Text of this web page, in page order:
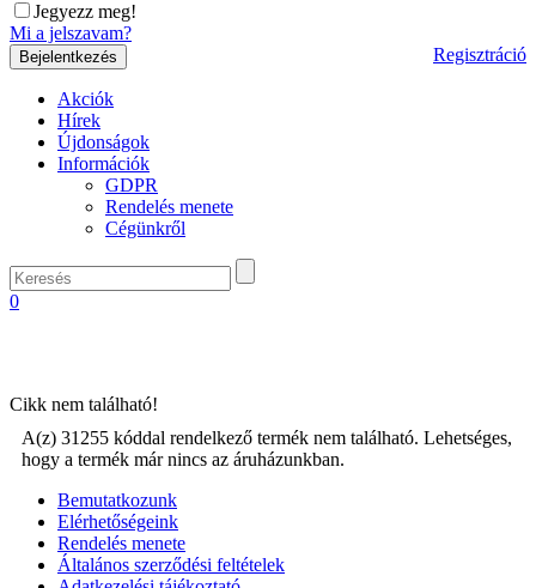
Jegyezz meg!
Mi a jelszavam?
Regisztráció
Akciók
Hírek
Újdonságok
Információk
GDPR
Rendelés menete
Cégünkről
0
Cikk nem található!
A(z) 31255 kóddal rendelkező termék nem található. Lehetséges,
hogy a termék már nincs az áruházunkban.
Bemutatkozunk
Elérhetőségeink
Rendelés menete
Általános szerződési feltételek